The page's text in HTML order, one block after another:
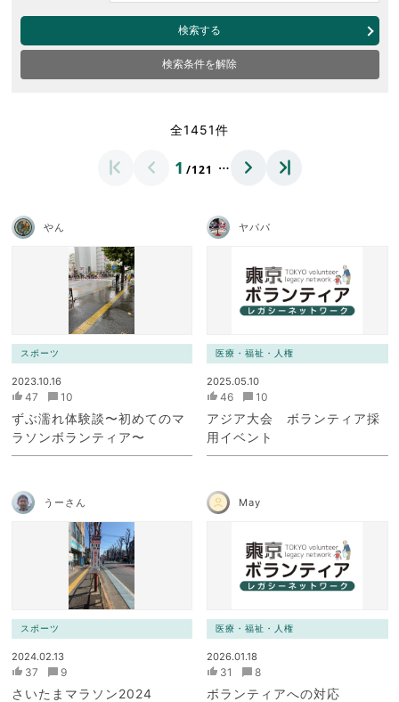
検索する
検索条件を解除
全1451件
1 /121 …
やん
スポーツ
2023.10.16
47 10
ずぶ濡れ体験談〜初めてのマ
ラソンボランティア〜
ヤパパ
医療・福祉・人権
2025.05.10
46 10
アジア大会 ボランティア採
用イベント
うーさん
スポーツ
2024.02.13
37 9
さいたまマラソン2024
May
医療・福祉・人権
2026.01.18
31 8
ボランティアへの対応